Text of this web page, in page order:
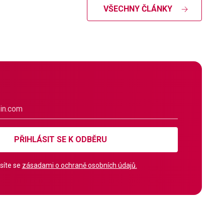
VŠECHNY ČLÁNKY
PŘIHLÁSIT SE K ODBĚRU
se zásadami o ochraně osobních údajů.